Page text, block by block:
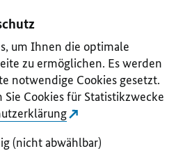
um Ihnen die optimale
zu ermöglichen. Es werden
notwendige Cookies gesetzt.
Cookies für Statistikzwecke
(nicht abwählbar)